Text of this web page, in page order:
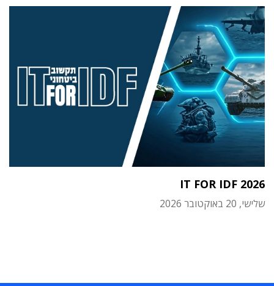
IT FOR IDF 2026
שלישי, 20 באוקטובר 2026